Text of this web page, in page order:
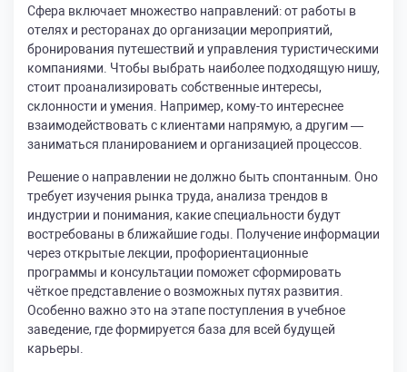
Сфера включает множество направлений: от работы в
отелях и ресторанах до организации мероприятий,
бронирования путешествий и управления туристическими
компаниями. Чтобы выбрать наиболее подходящую нишу,
стоит проанализировать собственные интересы,
склонности и умения. Например, кому-то интереснее
взаимодействовать с клиентами напрямую, а другим —
заниматься планированием и организацией процессов.
Решение о направлении не должно быть спонтанным. Оно
требует изучения рынка труда, анализа трендов в
индустрии и понимания, какие специальности будут
востребованы в ближайшие годы. Получение информации
через открытые лекции, профориентационные
программы и консультации поможет сформировать
чёткое представление о возможных путях развития.
Особенно важно это на этапе поступления в учебное
заведение, где формируется база для всей будущей
карьеры.